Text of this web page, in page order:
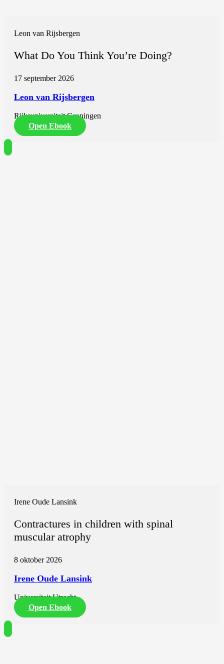
Leon van Rijsbergen
What Do You Think You’re Doing?
17 september 2026
Leon van Rijsbergen
Rijksuniversiteit Groningen
Open Ebook
Irene Oude Lansink
Contractures in children with spinal
muscular atrophy
8 oktober 2026
Irene Oude Lansink
Universiteit Utrecht
Open Ebook